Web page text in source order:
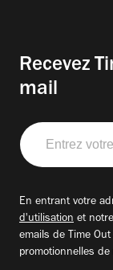
Recevez
mail
Entrez
votre
adresse
En entrant votre
d'utilisation et notre
emails de Time
promotionnelles